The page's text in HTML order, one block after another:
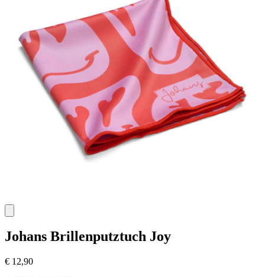
Johans Brillenputztuch Joy
€ 12,90